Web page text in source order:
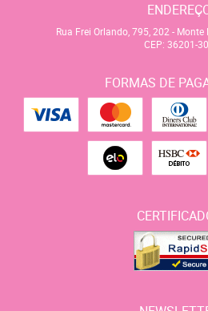
Rua Frei Orlando, 795, 202 - Monte
CEP: 36201-
FORMAS DE